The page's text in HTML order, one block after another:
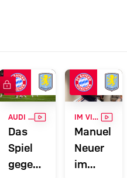
FC Bayern TV PLUS
AUDI FOOTBALL SUMMITVIDEO
Das
Spiel
gegen
IM VIDEO VIDEO
Manuel
Neuer
im